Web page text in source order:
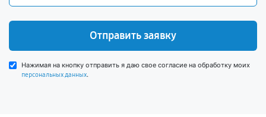
Отправить заявку
Нажимая на кнопку отправить я даю свое согласие на обработку моих
персональных данных.